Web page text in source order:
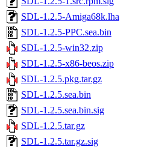
SDL-1.2.5-Amiga68k.lha
SDL-1.2.5-PPC.sea.bin
SDL-1.2.5-win32.zip
SDL-1.2.5-x86-beos.zip
SDL-1.2.5.pkg.tar.gz
SDL-1.2.5.sea.bin
SDL-1.2.5.sea.bin.sig
SDL-1.2.5.tar.gz
SDL-1.2.5.tar.gz.sig